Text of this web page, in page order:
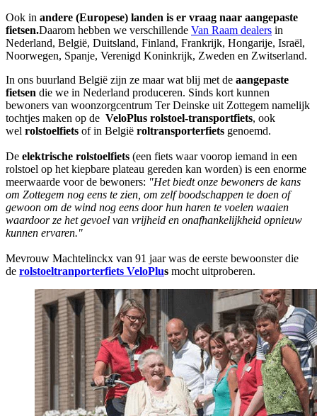
Ook in andere (Europese) landen is er vraag naar aangepaste
fietsen.Daarom hebben we verschillende Van Raam dealers in
Nederland, België, Duitsland, Finland, Frankrijk, Hongarije, Israël,
Noorwegen, Spanje, Verenigd Koninkrijk, Zweden en Zwitserland.
In ons buurland België zijn ze maar wat blij met de aangepaste
fietsen die we in Nederland produceren. Sinds kort kunnen
bewoners van woonzorgcentrum Ter Deinske uit Zottegem namelijk
tochtjes maken op de VeloPlus rolstoel-transportfiets, ook
wel rolstoelfiets of in België roltransporterfiets genoemd.
De elektrische rolstoelfiets (een fiets waar voorop iemand in een
rolstoel op het kiepbare plateau gereden kan worden) is een enorme
meerwaarde voor de bewoners: "Het biedt onze bewoners de kans
om Zottegem nog eens te zien, om zelf boodschappen te doen of
gewoon om de wind nog eens door hun haren te voelen waaien
waardoor ze het gevoel van vrijheid en onafhankelijkheid opnieuw
kunnen ervaren."
Mevrouw Machtelinckx van 91 jaar was de eerste bewoonster die
de rolstoeltranporterfiets VeloPlus mocht uitproberen.